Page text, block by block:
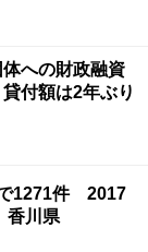
への財政融資
付額は2年ぶり
1271件 2017
香川県